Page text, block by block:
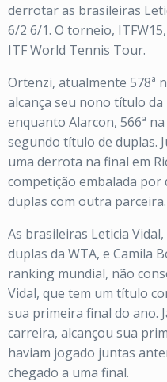
derrotar as brasileiras
6/2 6/1. O torneio,
ITF World Tennis Tour.
Ortenzi, atualmente 578ª
alcança seu nono título
enquanto Alarcon, 566ª
segundo título de duplas.
uma derrota na final em
competição embalada
duplas com outra parceira.
As brasileiras Leticia
duplas da WTA, e Camila
ranking mundial, não
Vidal, que tem um título
sua primeira final do ano.
carreira, alcançou sua
haviam jogado juntas
chegado a uma final.